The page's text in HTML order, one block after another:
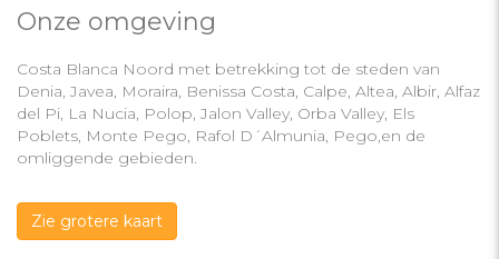
Onze omgeving
Costa Blanca Noord met betrekking tot de steden van
Denia, Javea, Moraira, Benissa Costa, Calpe, Altea, Albir, Alfaz
del Pi, La Nucia, Polop, Jalon Valley, Orba Valley, Els
Poblets, Monte Pego, Rafol D´Almunia, Pego,en de
omliggende gebieden.
Zie grotere kaart